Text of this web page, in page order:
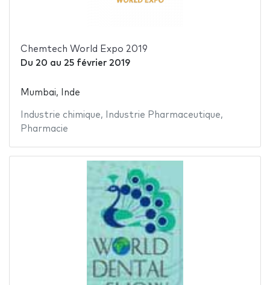
Chemtech World Expo 2019
Du 20 au 25 février 2019
Mumbai, Inde
Industrie chimique, Industrie Pharmaceutique,
Pharmacie